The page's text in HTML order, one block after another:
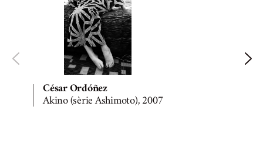
César Ordóñez
Akino (sèrie Ashimoto), 2007